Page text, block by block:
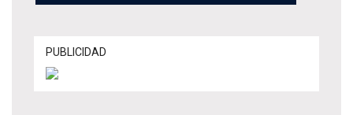
PUBLICIDAD